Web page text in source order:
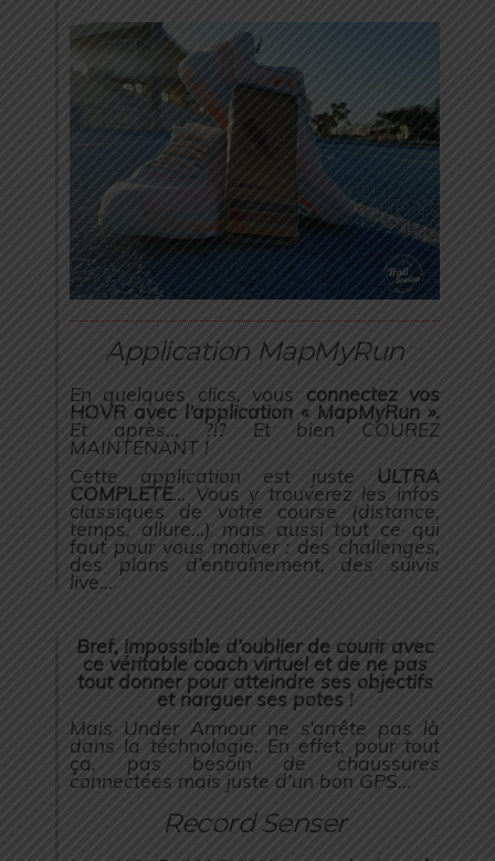
Application MapMyRun
En quelques clics, vous connectez vos
HOVR avec l’application « MapMyRun ».
Et après… ?!? Et bien COUREZ
MAINTENANT !
Cette application est juste ULTRA
COMPLETE… Vous y trouverez les infos
classiques de votre course (distance,
temps, allure…) mais aussi tout ce qui
faut pour vous motiver : des challenges,
des plans d’entraînement, des suivis
live…
Bref, impossible d’oublier de courir avec
ce véritable coach virtuel et de ne pas
tout donner pour atteindre ses objectifs
et narguer ses potes !
Mais Under Armour ne s’arrête pas là
dans la téchnologie. En effet, pour tout
ça, pas besoin de chaussures
connectées mais juste d’un bon GPS…
Record Senser